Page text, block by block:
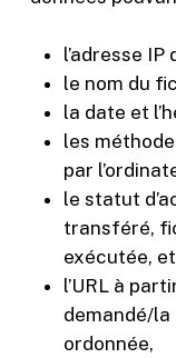
l’adresse IP
le nom du
la date et
les
par
le statut
transféré,
exécutée,
l’URL à
demandé/
ordonnée,
refusez ces
certaines
fonctionnalités
disparaîtront
du site Web.
Marketing
En partageant
votre intérêt
et votre
comportement
lorsque vous